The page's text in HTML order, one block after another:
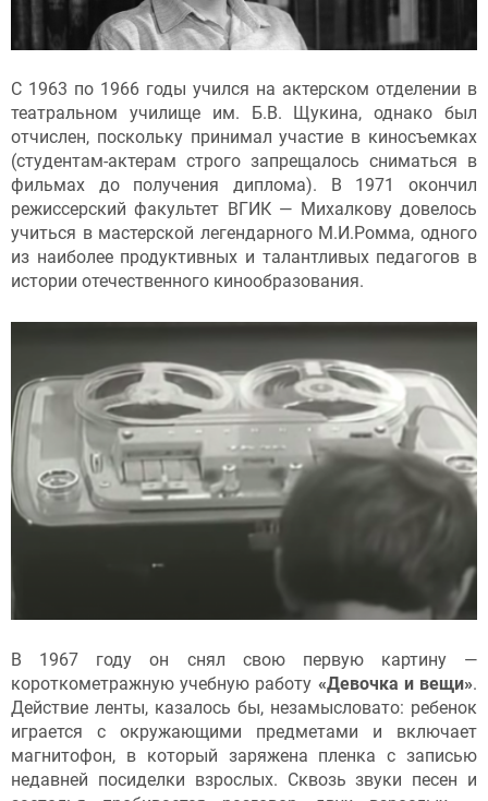
С 1963 по 1966 годы учился на актерском отделении в
театральном училище им. Б.В. Щукина, однако был
отчислен, поскольку принимал участие в киносъемках
(студентам-актерам строго запрещалось сниматься в
фильмах до получения диплома). В 1971 окончил
режиссерский факультет ВГИК — Михалкову довелось
учиться в мастерской легендарного М.И.Ромма, одного
из наиболее продуктивных и талантливых педагогов в
истории отечественного кинообразования.
В 1967 году он снял свою первую картину —
короткометражную учебную работу «Девочка и вещи».
Действие ленты, казалось бы, незамысловато: ребенок
играется с окружающими предметами и включает
магнитофон, в который заряжена пленка с записью
недавней посиделки взрослых. Сквозь звуки песен и